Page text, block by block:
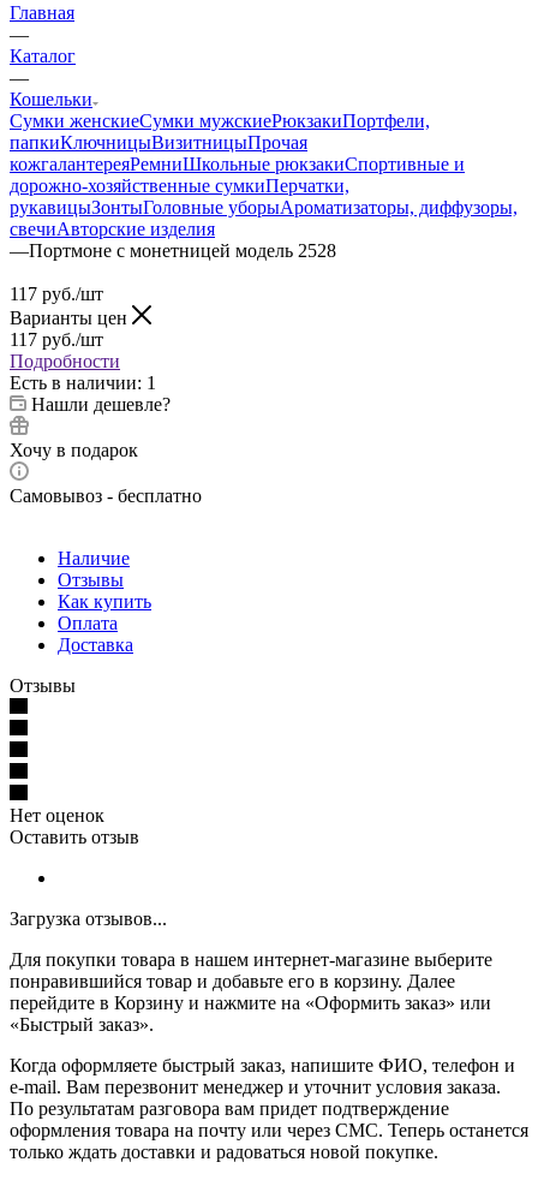
Главная
—
Каталог
—
Кошельки
Сумки женскиеСумки мужскиеРюкзакиПортфели,
папкиКлючницыВизитницыПрочая
кожгалантереяРемниШкольные рюкзакиСпортивные и
дорожно-хозяйственные сумкиПерчатки,
рукавицыЗонтыГоловные уборыАроматизаторы, диффузоры,
свечиАвторские изделия
—Портмоне с монетницей модель 2528
117 руб./шт
Варианты цен
117 руб./шт
Подробности
Есть в наличии: 1
Нашли дешевле?
Хочу в подарок
Самовывоз - бесплатно
Наличие
Отзывы
Как купить
Оплата
Доставка
Отзывы
Нет оценок
Оставить отзыв
Загрузка отзывов...
Для покупки товара в нашем интернет-магазине выберите
понравившийся товар и добавьте его в корзину. Далее
перейдите в Корзину и нажмите на «Оформить заказ» или
«Быстрый заказ».
Когда оформляете быстрый заказ, напишите ФИО, телефон и
e-mail. Вам перезвонит менеджер и уточнит условия заказа.
По результатам разговора вам придет подтверждение
оформления товара на почту или через СМС. Теперь останется
только ждать доставки и радоваться новой покупке.